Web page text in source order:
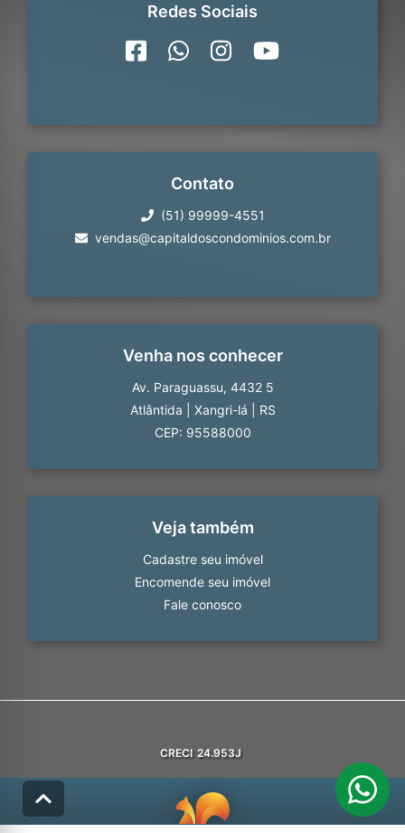
Redes Sociais
Contato
(51) 99999-4551
vendas@capitaldoscondominios.com.br
Venha nos conhecer
Av. Paraguassu, 4432 5
Atlântida
Xangri-lá
RS
CEP: 95588000
Veja também
Cadastre seu imóvel
Encomende seu imóvel
Fale conosco
CRECI 24.953J